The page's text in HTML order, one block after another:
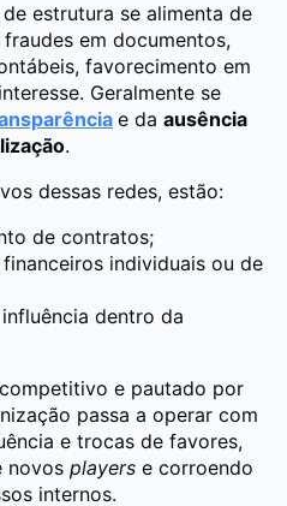
estrutura se alimenta de
em documentos,
favorecimento em
Geralmente se
e da ausência
.
dessas redes, estão:
de contratos;
individuais ou de
dentro da
e pautado por
passa a operar com
e trocas de favores,
novos players e corroendo
internos.